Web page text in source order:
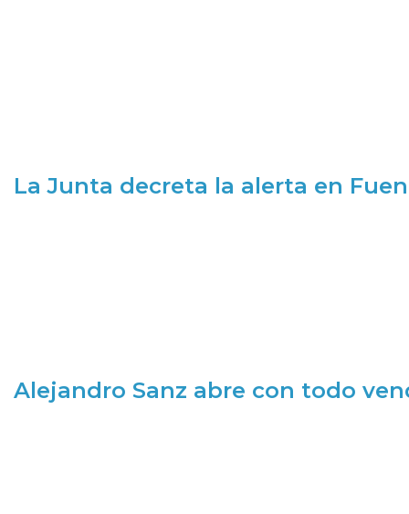
La Junta decreta la alerta en
Alejandro Sanz abre con todo